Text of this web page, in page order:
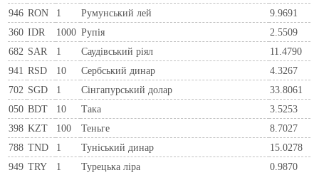
946 RON 1 Румунський лей
9.9691
360 IDR 1000 Рупія
2.5509
682 SAR 1 Саудівський ріял
11.4790
941 RSD 10 Сербський динар
4.3267
702 SGD 1 Сінгапурський долар
33.8061
050 BDT 10 Така
3.5253
398 KZT 100 Теньге
8.7027
788 TND 1 Туніський динар
15.0278
949 TRY 1 Турецька ліра 0.9870